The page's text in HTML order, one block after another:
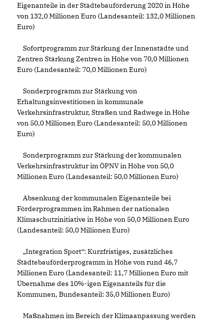
Eigenanteile in der Städtebauförderung 2020 in Höhe
von 132,0 Millionen Euro (Landesanteil: 132,0 Millionen
Euro)
Sofortprogramm zur Stärkung der Innenstädte und
Zentren Stärkung Zentren in Höhe von 70,0 Millionen
Euro (Landesanteil: 70,0 Millionen Euro)
Sonderprogramm zur Stärkung von
Erhaltungsinvestitionen in kommunale
Verkehrsinfrastruktur, Straßen und Radwege in Höhe
von 50,0 Millionen Euro (Landesanteil: 50,0 Millionen
Euro)
Sonderprogramm zur Stärkung der kommunalen
Verkehrsinfrastruktur im ÖPNV in Höhe von 50,0
Millionen Euro (Landesanteil: 50,0 Millionen Euro)
Absenkung der kommunalen Eigenanteile bei
Förderprogrammen im Rahmen der nationalen
Klimaschutzinitiative in Höhe von 50,0 Millionen Euro
(Landesanteil: 50,0 Millionen Euro)
Integration Sport“: Kurzfristiges, zusätzliches
Städtebauförderprogramm in Höhe von rund 46,7
Millionen Euro (Landesanteil: 11,7 Millionen Euro mit
Übernahme des 10%-igen Eigenanteils für die
Kommunen, Bundesanteil: 35,0 Millionen Euro)
Maßnahmen im Bereich der Klimaanpassung werden